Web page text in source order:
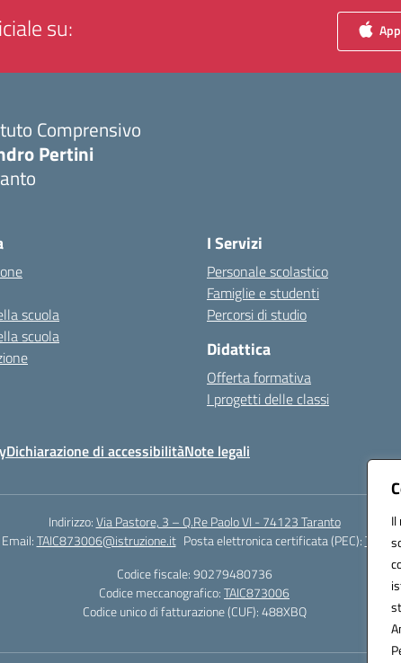
su:
Comprensivo
Pertini
scuola
scuola
I Servizi
Personale scolastico
Famiglie e studenti
Percorsi di studio
Didattica
Offerta formativa
I progetti delle classi
Dichiarazione di accessibilitàNote legali
Indirizzo:Via Pastore, 3 – Q.Re Paolo VI - 74123 Taranto
Email:TAIC873006@istruzione.it Posta elettronica certificata (PEC):
Codice fiscale: 90279480736
Codice meccanografico:TAIC873006
Codice unico di fatturazione (CUF): 488XBQ